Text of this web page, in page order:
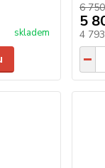
skladem
6
5
4